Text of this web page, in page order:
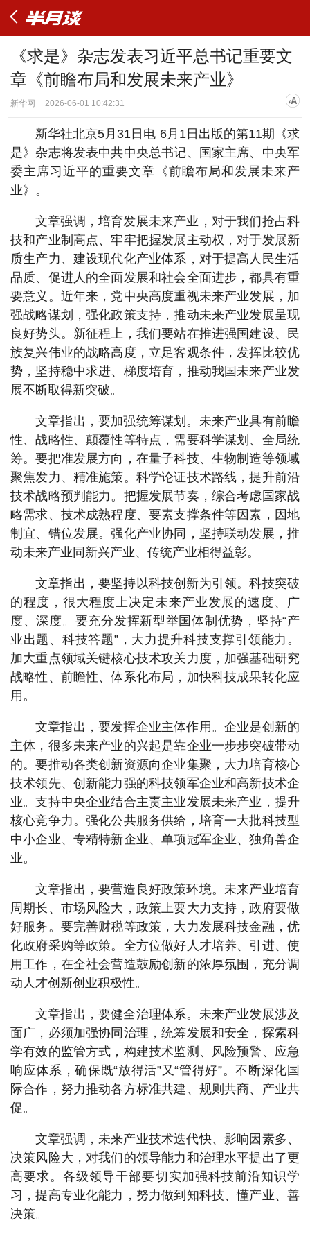
《求是》杂志发表习近平总书记重要文
章《前瞻布局和发展未来产业》
新华网 2026-06-01 10:42:31
新华社北京5月31日电 6月1日出版的第11期《求
是》杂志将发表中共中央总书记、国家主席、中央军
委主席习近平的重要文章《前瞻布局和发展未来产
业》。
文章强调，培育发展未来产业，对于我们抢占科
技和产业制高点、牢牢把握发展主动权，对于发展新
质生产力、建设现代化产业体系，对于提高人民生活
品质、促进人的全面发展和社会全面进步，都具有重
要意义。近年来，党中央高度重视未来产业发展，加
强战略谋划，强化政策支持，推动未来产业发展呈现
良好势头。新征程上，我们要站在推进强国建设、民
族复兴伟业的战略高度，立足客观条件，发挥比较优
势，坚持稳中求进、梯度培育，推动我国未来产业发
展不断取得新突破。
文章指出，要加强统筹谋划。未来产业具有前瞻
性、战略性、颠覆性等特点，需要科学谋划、全局统
筹。要把准发展方向，在量子科技、生物制造等领域
聚焦发力、精准施策。科学论证技术路线，提升前沿
技术战略预判能力。把握发展节奏，综合考虑国家战
略需求、技术成熟程度、要素支撑条件等因素，因地
制宜、错位发展。强化产业协同，坚持联动发展，推
动未来产业同新兴产业、传统产业相得益彰。
文章指出，要坚持以科技创新为引领。科技突破
的程度，很大程度上决定未来产业发展的速度、广
度、深度。要充分发挥新型举国体制优势，坚持“产
业出题、科技答题”，大力提升科技支撑引领能力。
加大重点领域关键核心技术攻关力度，加强基础研究
战略性、前瞻性、体系化布局，加快科技成果转化应
用。
文章指出，要发挥企业主体作用。企业是创新的
主体，很多未来产业的兴起是靠企业一步步突破带动
的。要推动各类创新资源向企业集聚，大力培育核心
技术领先、创新能力强的科技领军企业和高新技术企
业。支持中央企业结合主责主业发展未来产业，提升
核心竞争力。强化公共服务供给，培育一大批科技型
中小企业、专精特新企业、单项冠军企业、独角兽企
业。
文章指出，要营造良好政策环境。未来产业培育
周期长、市场风险大，政策上要大力支持，政府要做
好服务。要完善财税等政策，大力发展科技金融，优
化政府采购等政策。全方位做好人才培养、引进、使
用工作，在全社会营造鼓励创新的浓厚氛围，充分调
动人才创新创业积极性。
文章指出，要健全治理体系。未来产业发展涉及
面广，必须加强协同治理，统筹发展和安全，探索科
学有效的监管方式，构建技术监测、风险预警、应急
响应体系，确保既“放得活”又“管得好”。不断深化国
际合作，努力推动各方标准共建、规则共商、产业共
促。
文章强调，未来产业技术迭代快、影响因素多、
决策风险大，对我们的领导能力和治理水平提出了更
高要求。各级领导干部要切实加强科技前沿知识学
习，提高专业化能力，努力做到知科技、懂产业、善
决策。